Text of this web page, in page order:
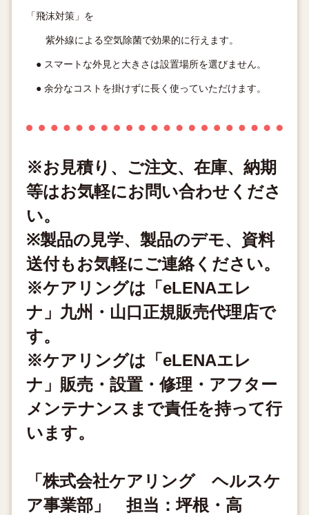
「飛沫対策」を
紫外線による空気除菌で効果的に行えます。
● スマートな外見と大きさは設置場所を選びません。
● 余分なコストを掛けずに長く使っていただけます。
※お見積り、ご注文、在庫、納期
等はお気軽にお問い合わせくださ
い。
※製品の見学、製品のデモ、資料
送付もお気軽にご連絡ください。
※ケアリングは「eLENAエレ
ナ」九州・山口正規販売代理店で
す。
※ケアリングは「eLENAエレ
ナ」販売・設置・修理・アフター
メンテナンスまで責任を持って行
います。
「株式会社ケアリング ヘルスケ
ア事業部」 担当：坪根・高